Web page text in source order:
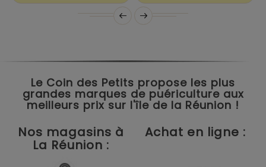
Le Coin des Petits propose les plus
grandes marques de puériculture aux
meilleurs prix sur l'île de la Réunion !
Nos magasins à
La Réunion :
Achat en ligne :